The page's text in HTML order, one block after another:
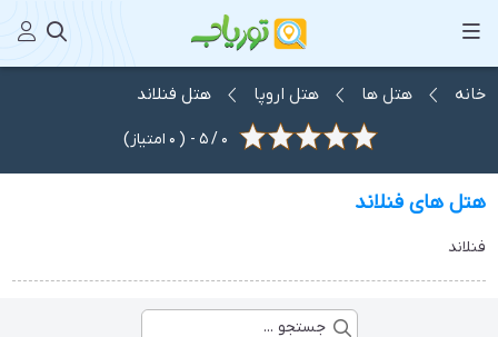
خانه هتل ها هتل اروپا هتل فنلاند
0
/
5
- (
0 امتیاز)
هتل های فنلاند
فنلاند